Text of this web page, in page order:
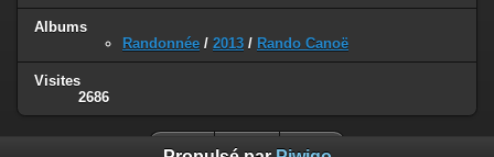
Albums
Randonnée / 2013 / Rando Canoë
Visites
2686